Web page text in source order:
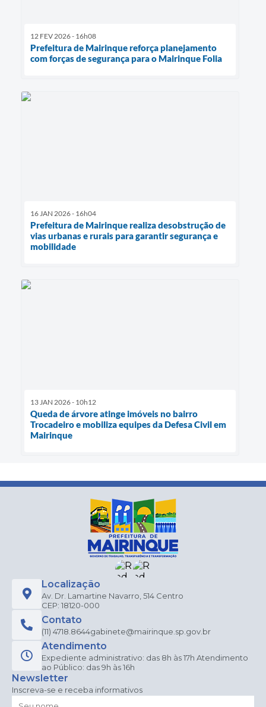
12 FEV 2026 - 16h08
Prefeitura de Mairinque reforça planejamento
com forças de segurança para o Mairinque Folia
16 JAN 2026 - 16h04
Prefeitura de Mairinque realiza desobstrução de
vias urbanas e rurais para garantir segurança e
mobilidade
13 JAN 2026 - 10h12
Queda de árvore atinge imóveis no bairro
Trocadeiro e mobiliza equipes da Defesa Civil em
Mairinque
Localização
Av. Dr. Lamartine Navarro, 514 Centro
CEP: 18120-000
Contato
(11) 4718.8644gabinete@mairinque.sp.gov.br
Atendimento
Expediente administrativo: das 8h às 17h Atendimento
ao Público: das 9h às 16h
Newsletter
Inscreva-se e receba informativos